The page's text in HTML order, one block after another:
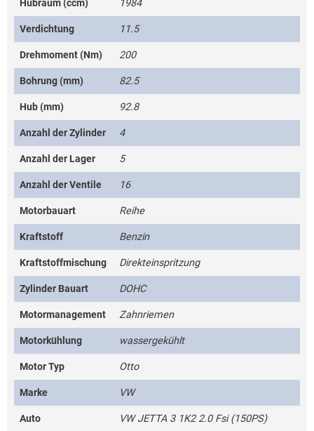
Hubraum (ccm) 1984
Verdichtung 11.5
Drehmoment (Nm) 200
Bohrung (mm) 82.5
Hub (mm) 92.8
Anzahl der Zylinder 4
Anzahl der Lager 5
Anzahl der Ventile 16
Motorbauart Reihe
Kraftstoff Benzin
Kraftstoffmischung Direkteinspritzung
Zylinder Bauart DOHC
Motormanagement Zahnriemen
Motorkühlung wassergekühlt
Motor Typ Otto
Marke VW
Auto VW JETTA 3 1K2 2.0 Fsi (150PS)